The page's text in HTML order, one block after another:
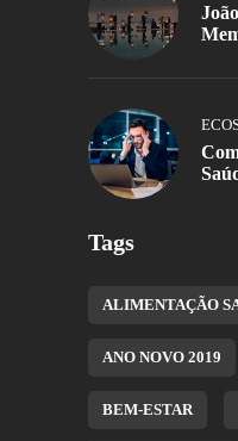
Tags
ALIMENTAÇÃO
ANO NOVO 2019
BEM-ESTAR